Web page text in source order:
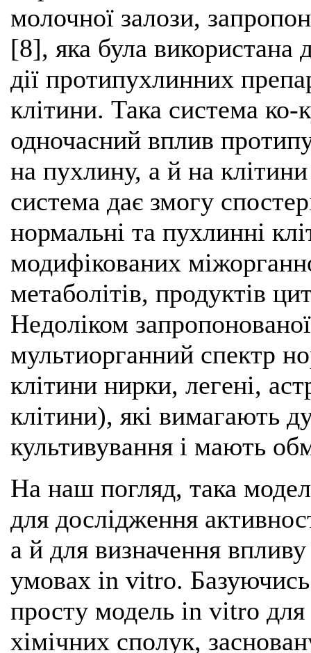
молочної залози,
[8], яка була використана
дії протипухлинних
клітини. Така система ко-
одночасний вплив
на пухлину, а й на
система дає змогу
нормальні та пухлинні
модифікованих
метаболітів, продуктів
Недоліком
мультиорганний спектр
клітини нирки, легені,
клітини), які вимагають
культивування і мають
На наш погляд, така
для дослідження
а й для визначення
умовах in vitro. Базуючись
просту модель in vitro для
хімічних сполук,